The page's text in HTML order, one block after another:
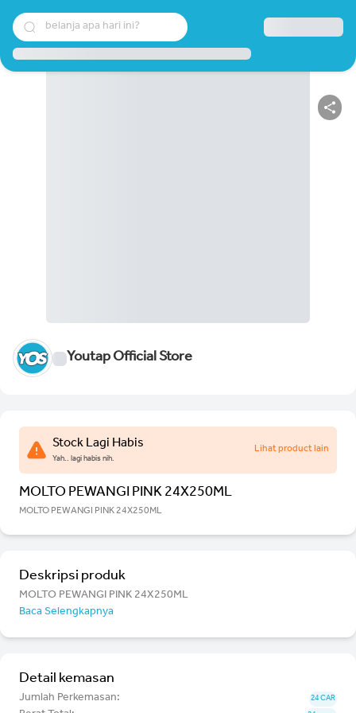
belanja apa hari ini?
Youtap Official Store
Stock Lagi Habis
Yah.. lagi habis nih.
Lihat product lain
MOLTO PEWANGI PINK 24X250ML
MOLTO PEWANGI PINK 24X250ML
Deskripsi produk
MOLTO PEWANGI PINK 24X250ML
Baca Selengkapnya
Detail kemasan
Jumlah Perkemasan: 24 CAR